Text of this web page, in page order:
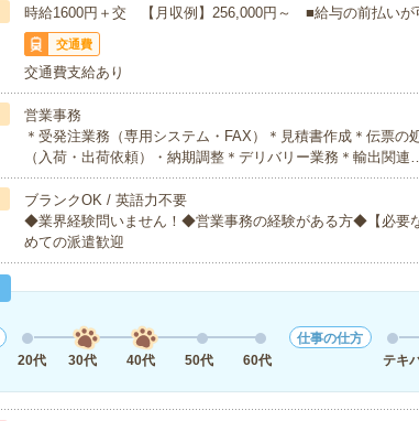
時給1600円＋交 【月収例】256,000円～ ■給与の前払いが
交通費
交通費支給あり
営業事務
＊受発注業務（専用システム・FAX）＊見積書作成＊伝票の
（入荷・出荷依頼）・納期調整＊デリバリー業務＊輸出関連
ブランクOK / 英語力不要
◆業界経験問いません！◆営業事務の経験がある方◆【必要
めての派遣歓迎
20代
30代 40代 50代 60代
仕事の仕方
テキ